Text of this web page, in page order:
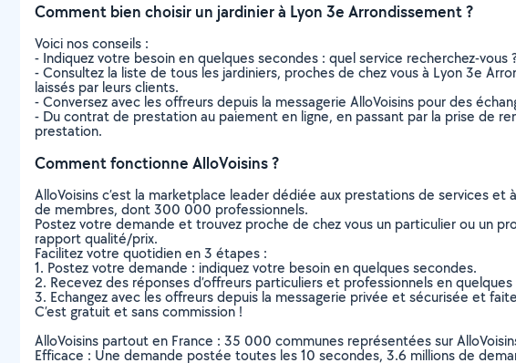
Comment bien choisir un jardinier à Lyon 3e Arrondissement ?
Voici nos conseils :
- Indiquez votre besoin en quelques secondes : quel service recherchez-
- Consultez la liste de tous les jardiniers, proches de chez vous à Lyon 3e
laissés par leurs clients.
- Conversez avec les offreurs depuis la messagerie AlloVoisins pour des
- Du contrat de prestation au paiement en ligne, en passant par la prise de
prestation.
Comment fonctionne AlloVoisins ?
AlloVoisins c’est la marketplace leader dédiée aux prestations de services
de membres, dont 300 000 professionnels.
Postez votre demande et trouvez proche de chez vous un particulier ou un
rapport qualité/prix.
Facilitez votre quotidien en 3 étapes :
1. Postez votre demande : indiquez votre besoin en quelques secondes.
2. Recevez des réponses d’offreurs particuliers et professionnels en
3. Echangez avec les offreurs depuis la messagerie privée et sécurisée et
C’est gratuit et sans commission !
AlloVoisins partout en France : 35 000 communes représentées sur
Efficace : Une demande postée toutes les 10 secondes, 3.6 millions de